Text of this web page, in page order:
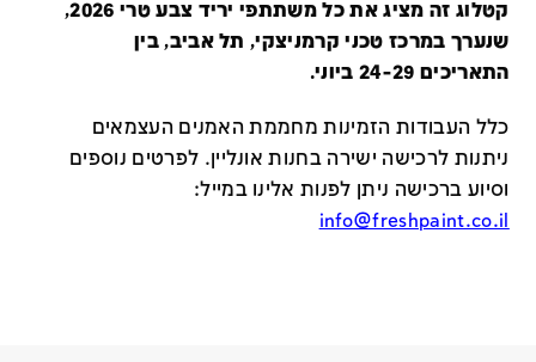
קטלוג זה מציג את כל משתתפי יריד צבע טרי 2026,
שנערך במרכז טכני קרמניצקי, תל אביב, בין
התאריכים 24-29 ביוני.
כלל העבודות הזמינות מחממת האמנים העצמאים
ניתנות לרכישה ישירה בחנות אונליין. לפרטים נוספים
וסיוע ברכישה ניתן לפנות אלינו במייל:
info@freshpaint.co.il